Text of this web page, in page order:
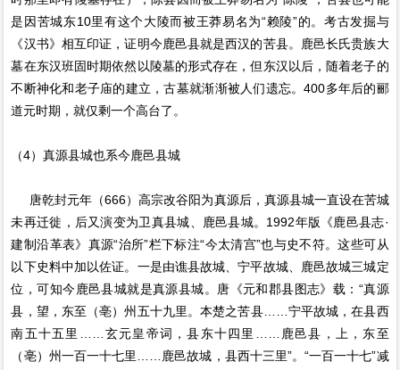
是因苦城东10里有这个大陵而被王莽易名为“赖陵”的。考古发掘与
《汉书》相互印证，证明今鹿邑县就是西汉的苦县。鹿邑长氏贵族大
墓在东汉班固时期依然以陵墓的形式存在，但东汉以后，随着老子的
不断神化和老子庙的建立，古墓就渐渐被人们遗忘。400多年后的郦
道元时期，就仅剩一个高台了。
（4）真源县城也系今鹿邑县城
唐乾封元年（666）高宗改谷阳为真源后，真源县城一直设在苦城
未再迁徙，后又演变为卫真县城、鹿邑县城。1992年版《鹿邑县志·
建制沿革表》真源“治所”栏下标注“今太清宫”也与史不符。这些可从
以下史料中加以佐证。一是由谯县故城、宁平故城、鹿邑故城三城定
位，可知今鹿邑县城就是真源县城。唐《元和郡县图志》载：“真源
县，望，东至（亳）州五十九里。本楚之苦县……宁平故城，在县西
南五十五里……玄元皇帝词，县东十四里……鹿邑县，上，东至
（亳）州一百一十七里……鹿邑故城，县西十三里”。“一百一十七”减